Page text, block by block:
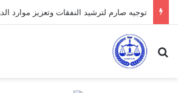
بحث عن